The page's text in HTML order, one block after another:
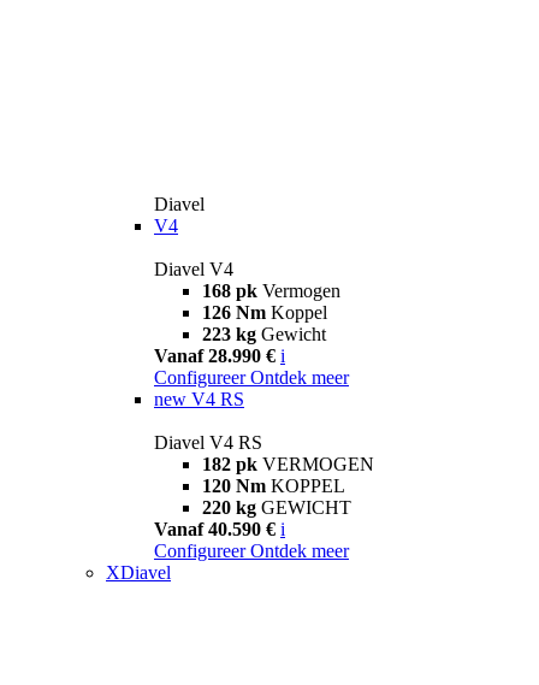
Diavel
V4
Diavel V4
168 pk Vermogen
126 Nm Koppel
223 kg Gewicht
Vanaf 28.990 € i
Configureer Ontdek meer
new V4 RS
Diavel V4 RS
182 pk VERMOGEN
120 Nm KOPPEL
220 kg GEWICHT
Vanaf 40.590 € i
Configureer Ontdek meer
XDiavel